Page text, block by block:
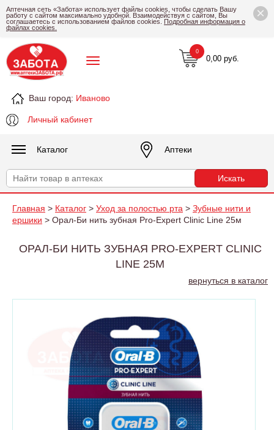
×
Аптечная сеть «Забота» использует файлы cookies, чтобы сделать Вашу
работу с сайтом максимально удобной. Взаимодействуя с сайтом, Вы
соглашаетесь с использованием файлов cookies. Подробная информация о
файлах cookies.
Ваш город: Иваново
Личный кабинет
0,00 руб.
0
Каталог Аптеки
Главная > Каталог > Уход за полостью рта > Зубные нити и
ершики > Орал-Би нить зубная Pro-Expert Clinic Line 25м
ОРАЛ-БИ НИТЬ ЗУБНАЯ PRO-EXPERT CLINIC
LINE 25М
вернуться в каталог